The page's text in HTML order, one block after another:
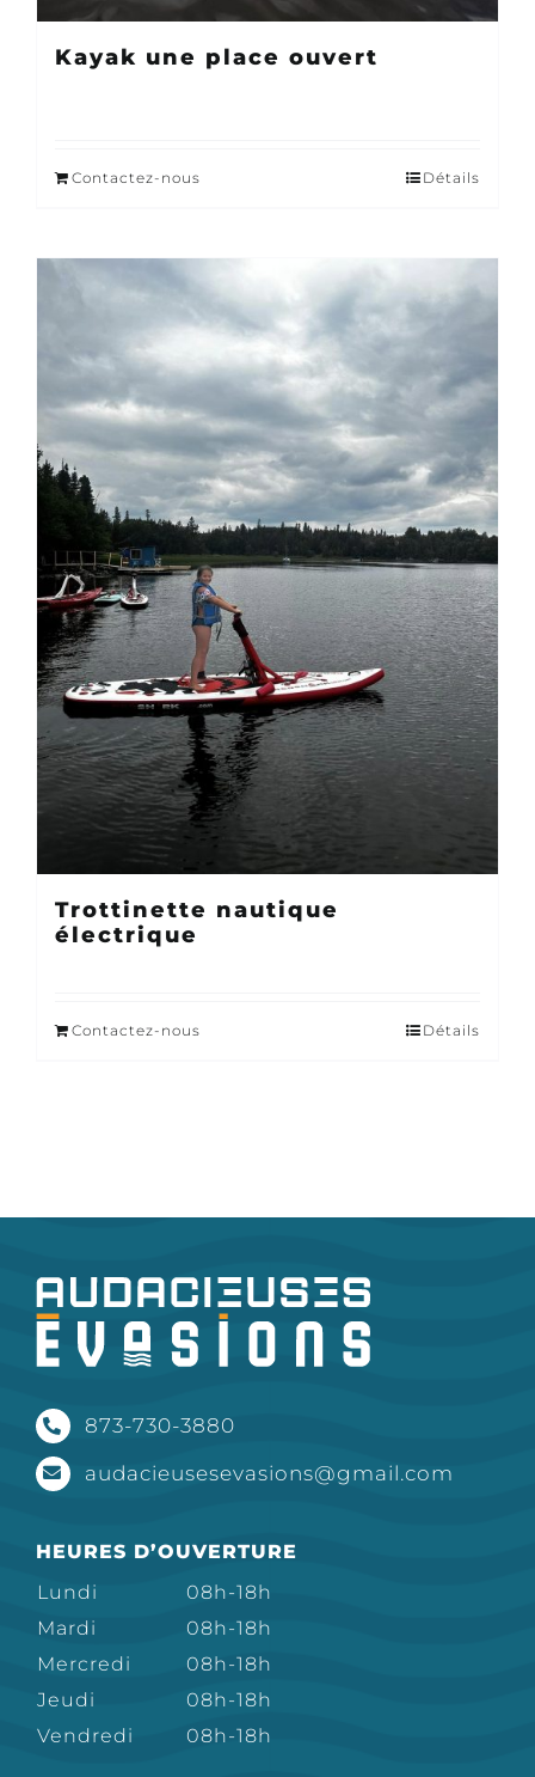
Kayak une place ouvert
Contactez-nous Détails
Trottinette nautique
électrique
Contactez-nous Détails
873-730-3880
audacieusesevasions@gmail.com
HEURES D’OUVERTURE
Lundi
08h-18h
Mardi
08h-18h
Mercredi
08h-18h
Jeudi
08h-18h
Vendredi
08h-18h